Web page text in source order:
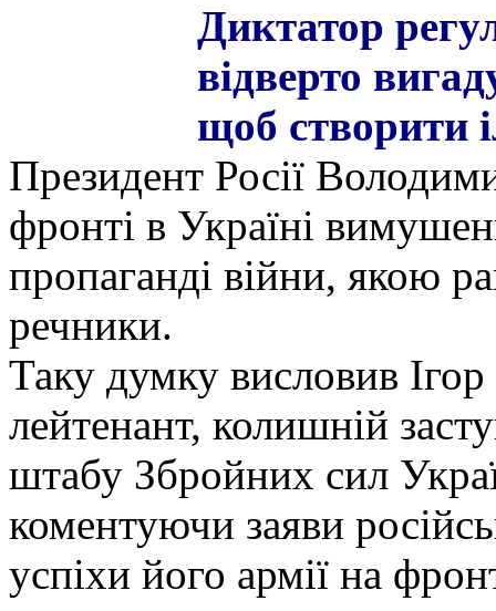
Диктатор
відверто
щоб створити
Президент Росії
фронті в Україні
пропаганді війни, якою
речники.
Таку думку висловив
лейтенант, колишній
штабу Збройних сил
коментуючи заяви
успіхи його армії на